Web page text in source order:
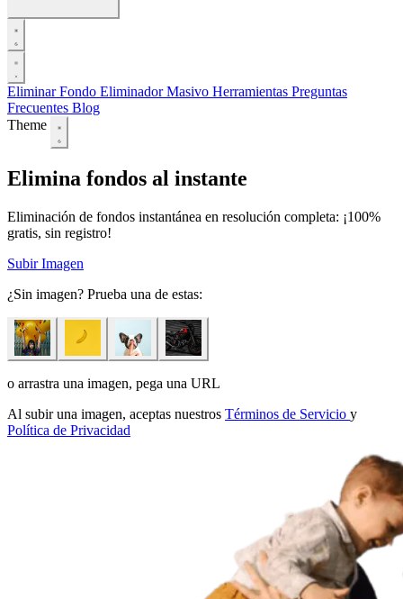
Eliminar Fondo Eliminador Masivo Herramientas Preguntas
Frecuentes Blog
Theme
Elimina fondos al instante
Eliminación de fondos instantánea en resolución completa: ¡100%
gratis, sin registro!
Subir Imagen
¿Sin imagen? Prueba una de estas:
o arrastra una imagen, pega una URL
Al subir una imagen, aceptas nuestros Términos de Servicio y
Política de Privacidad